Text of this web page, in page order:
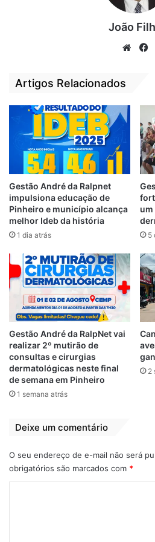
celebra 4 anos de
Em "PINHEIRO-MA"
Afrontosas será
nesta sexta-feira
(12)
12 de novembro de 2021
Em "PINHEIRO-MA"
Aniversário
João
We
Artigos Relacionados
Gestão André da Ralpnet
impulsiona educação de
Pinheiro e município alcança
melhor Ideb da história
1 dia atrás 5
Gestão André da RalpNet vai
realizar 2º mutirão de
consultas e cirurgias
dermatológicas neste final
de semana em Pinheiro
1 semana atrás
2
Deixe um comentário
O seu endereço de e-mail não será
obrigatórios são marcados com *